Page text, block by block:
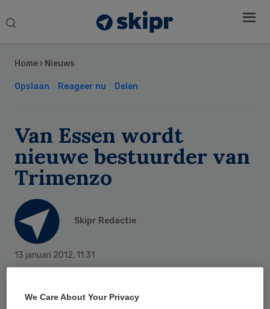
Search
Home › Nieuws
Opslaan Reageer nu Delen
Van Essen wordt
nieuwe bestuurder van
Trimenzo
Skipr Redactie
13 januari 2012, 11:31
Sidebar
We Care About Your Privacy